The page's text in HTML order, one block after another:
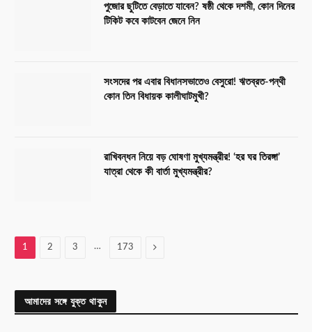
পুজোর ছুটিতে বেড়াতে যাবেন? ষষ্ঠী থেকে দশমী, কোন দিনের
টিকিট কবে কাটবেন জেনে নিন
সংসদের পর এবার বিধানসভাতেও বেসুরো! ঋতব্রত-পন্থী
কোন তিন বিধায়ক কালীঘাটমুখী?
রাখিবন্ধন নিয়ে বড় ঘোষণা মুখ্যমন্ত্রীর! ‘হর ঘর তিরঙ্গা’
যাত্রা থেকে কী বার্তা মুখ্যমন্ত্রীর?
1 2 3 … 173 Next
আমাদের সঙ্গে যুক্ত থাকুন